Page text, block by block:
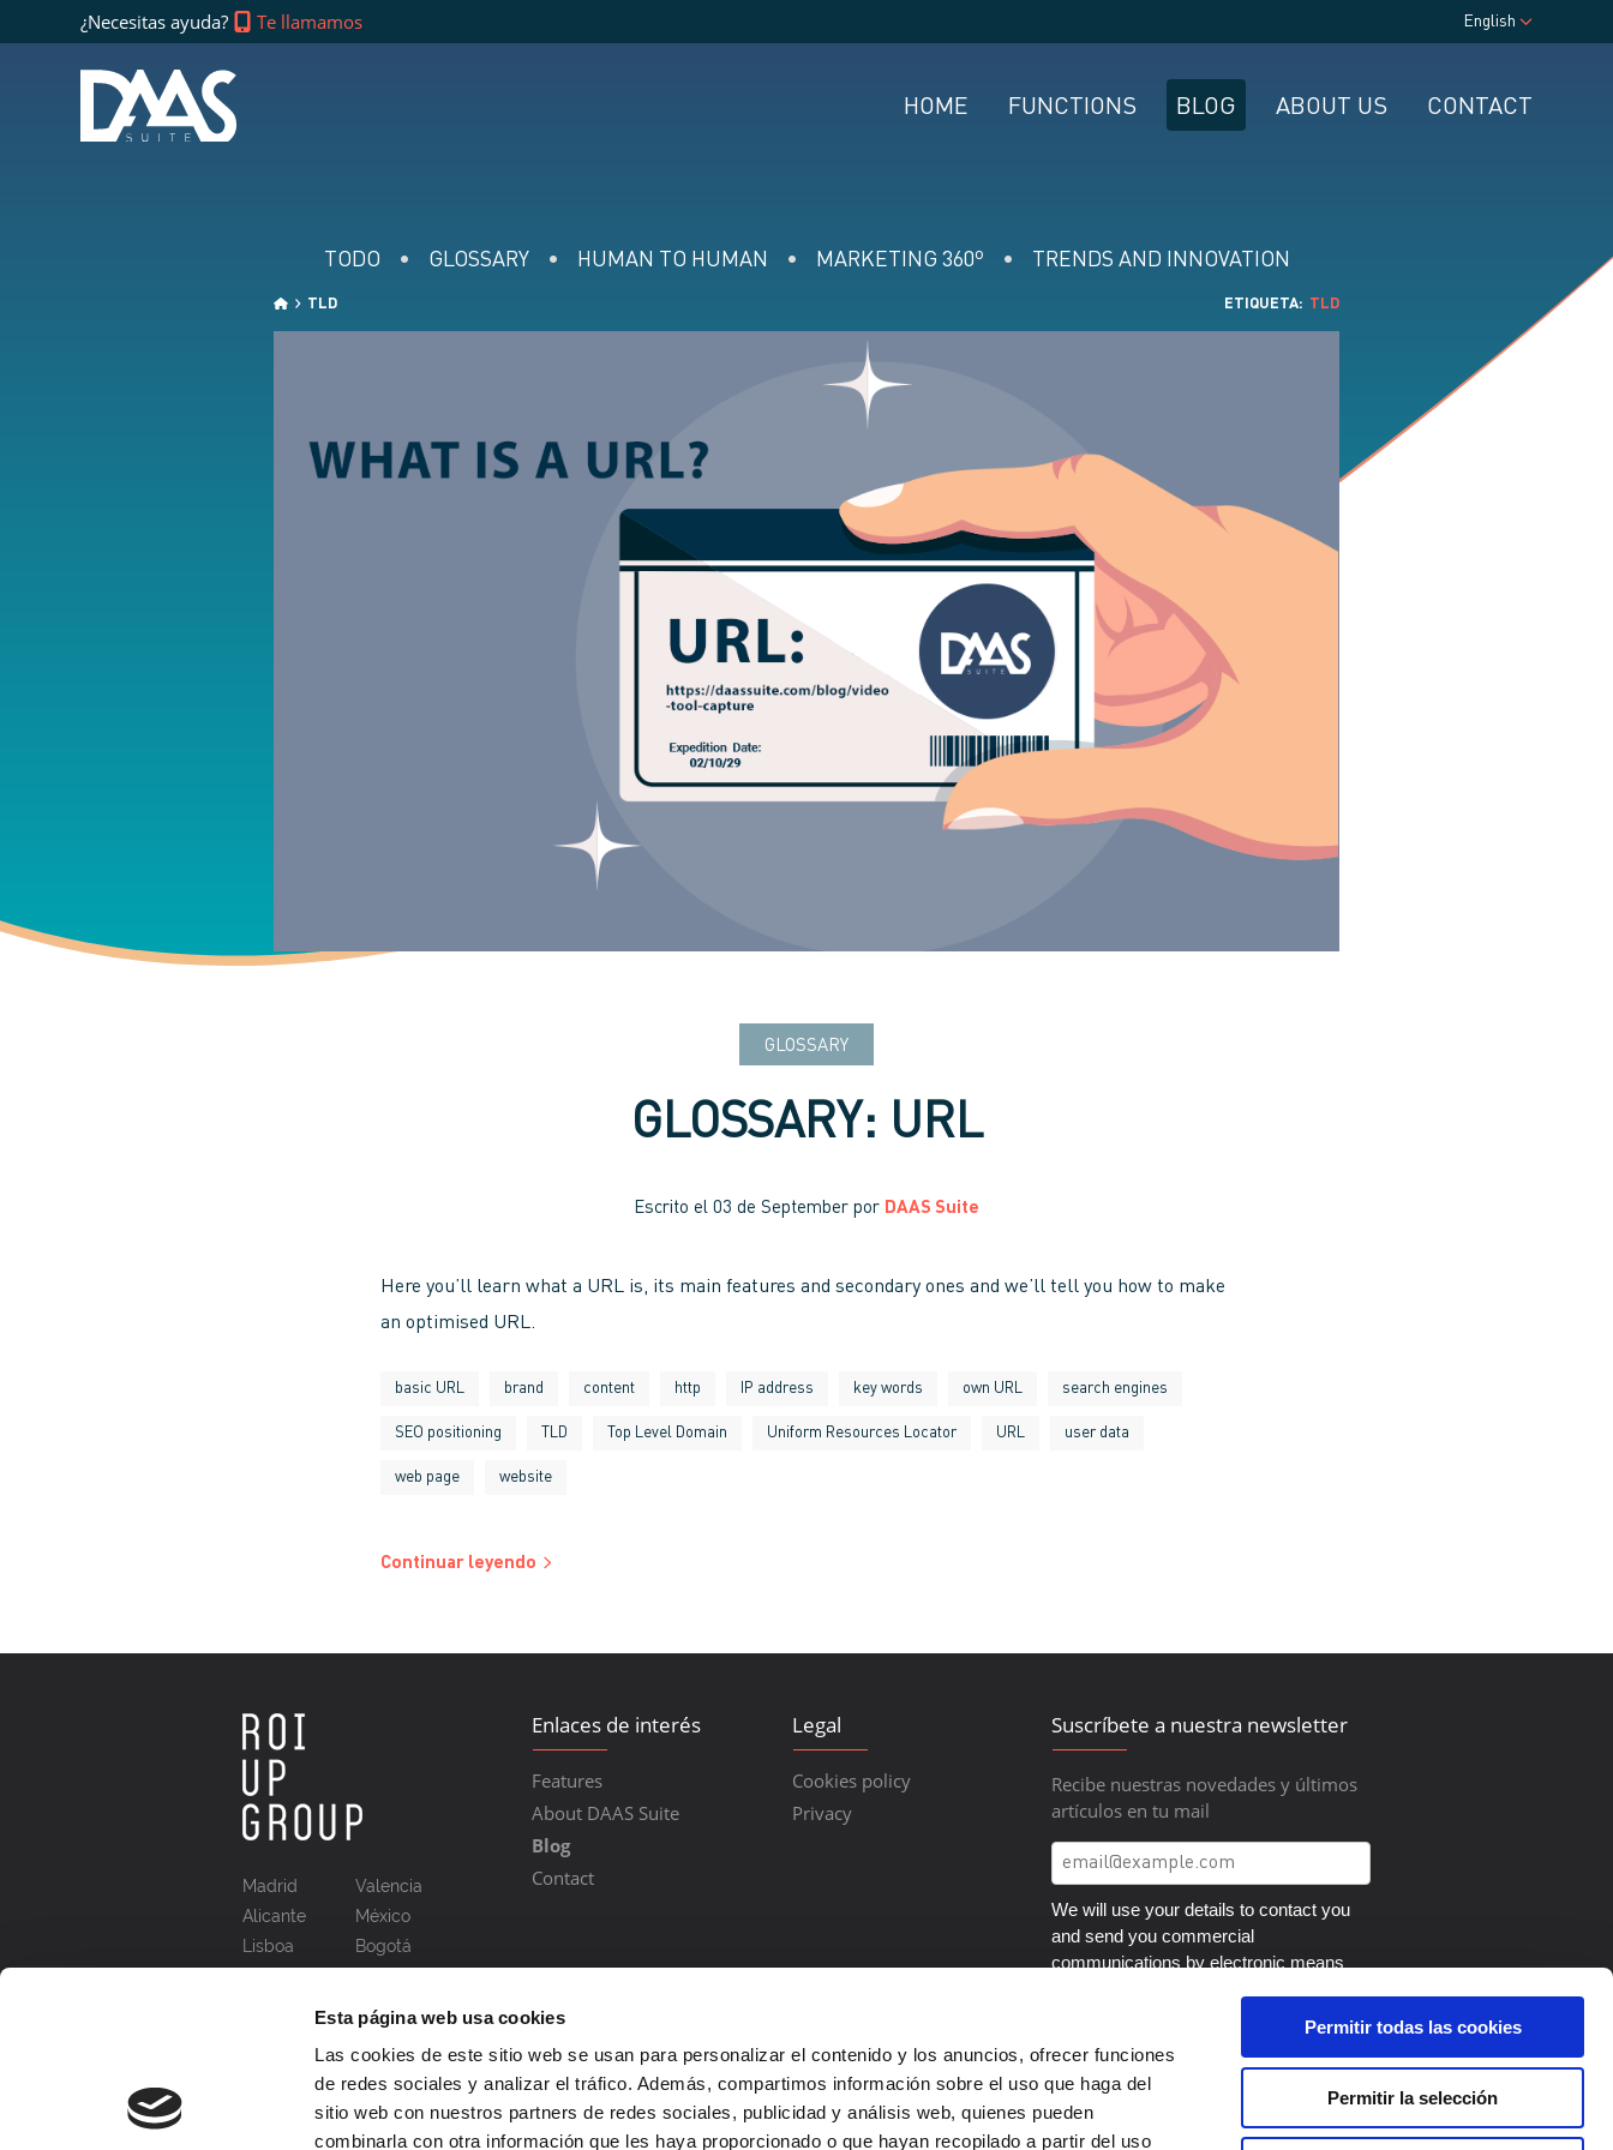
Esta página web usa cookies
Las cookies de este sitio web se usan para personalizar el contenido y los anuncios, ofrecer funciones
de redes sociales y analizar el tráfico. Además, compartimos información sobre el uso que haga del
sitio web con nuestros partners de redes sociales, publicidad y análisis web, quienes pueden
combinarla con otra información que les haya proporcionado o que hayan recopilado a partir del uso
Permitir todas las cookies
Permitir la selección
¿Necesitas ayuda? Te llamamos English
HOME FUNCTIONS BLOG ABOUT US CONTACT
TODO GLOSSARY HUMAN TO HUMAN MARKETING 360º TRENDS AND INNOVATION
ETIQUETA TLD
TLD
GLOSSARY
GLOSSARY: URL
Escrito el 03 de September por DAAS Suite
Here you’ll learn what a URL is, its main features and secondary ones and we’ll tell you how to make
an optimised URL.
basic URL brand content http IP address key words own URL search engines
SEO positioning TLD Top Level Domain Uniform Resources Locator URL user data
web page website
Continuar leyendo
Madrid
Valencia
Alicante
México
Lisboa
Bogotá
Enlaces de interés
Features
About DAAS Suite
Blog
Contact
Legal
Cookies policy
Privacy
Suscríbete a nuestra newsletter
Recibe nuestras novedades y últimos
artículos en tu mail
We will use your details to contact you
and send you commercial
communications by electronic means
oppose and restrict the processing and
transferability of the data by writing to
Política de Privacidad